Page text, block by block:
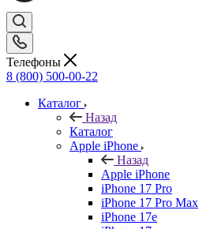
Телефоны
8 (800) 500-00-22
Каталог
Назад
Каталог
Apple iPhone
Назад
Apple iPhone
iPhone 17 Pro
iPhone 17 Pro Max
iPhone 17e